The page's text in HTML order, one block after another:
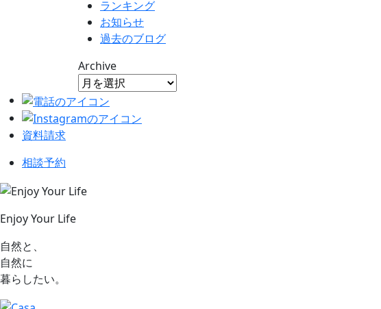
ランキング
お知らせ
過去のブログ
Archive
資料請求
相談予約
Enjoy Your Life
自然と、
自然に
暮らしたい。